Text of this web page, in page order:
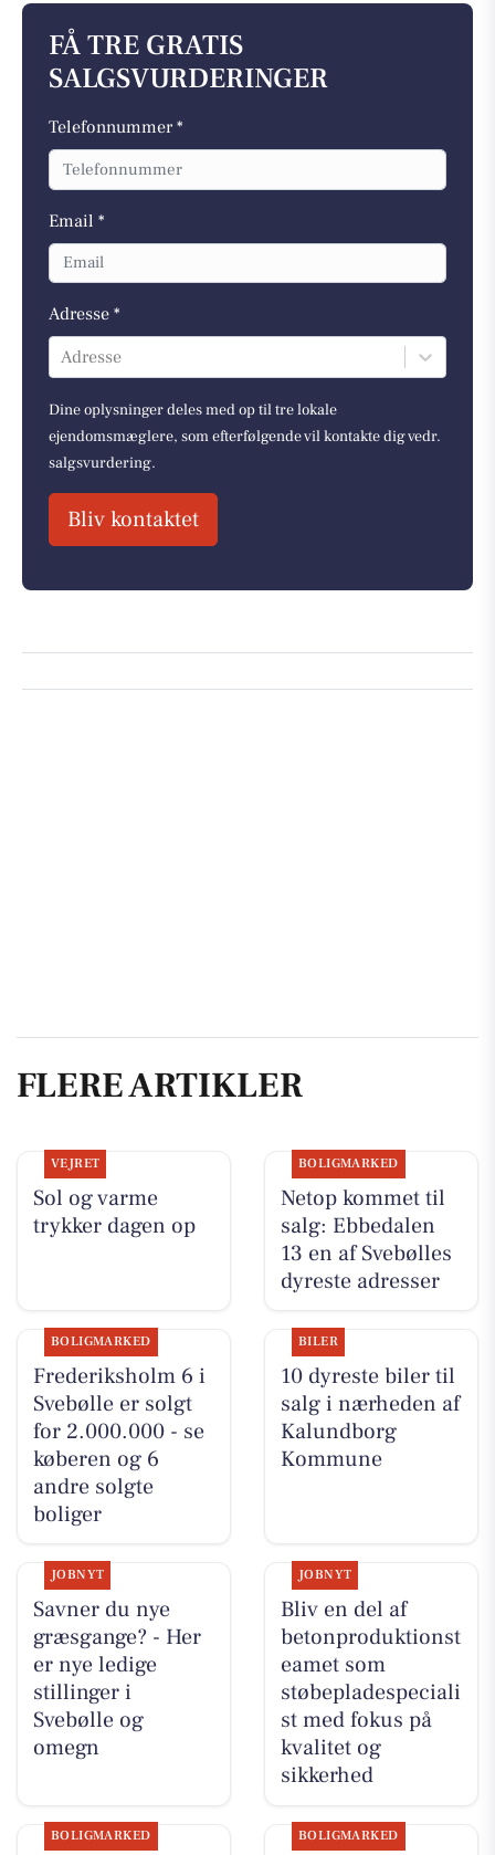
FÅ TRE GRATIS
SALGSVURDERINGER
Telefonnummer *
Email *
Adresse *
Adresse
Dine oplysninger deles med op til tre lokale
ejendomsmæglere, som efterfølgende vil kontakte dig vedr.
salgsvurdering.
Bliv kontaktet
FLERE ARTIKLER
VEJRET
Sol og varme
trykker dagen op
BOLIGMARKED
Netop kommet til
salg: Ebbedalen
13 en af Svebølles
dyreste adresser
BOLIGMARKED
Frederiksholm 6 i
Svebølle er solgt
for 2.000.000 - se
køberen og 6
andre solgte
boliger
BILER
10 dyreste biler til
salg i nærheden af
Kalundborg
Kommune
JOBNYT
Savner du nye
græsgange? - Her
er nye ledige
stillinger i
Svebølle og
omegn
JOBNYT
Bliv en del af
betonproduktionst
eamet som
støbepladespeciali
st med fokus på
kvalitet og
sikkerhed
BOLIGMARKED BOLIGMARKED